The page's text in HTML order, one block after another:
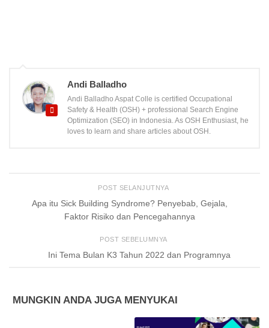
Andi Balladho
Andi Balladho Aspat Colle is certified Occupational
Safety & Health (OSH) + professional Search Engine
Optimization (SEO) in Indonesia. As OSH Enthusiast, he
loves to learn and share articles about OSH.
POST SELANJUTNYA
Apa itu Sick Building Syndrome? Penyebab, Gejala,
Faktor Risiko dan Pencegahannya
POST SEBELUMNYA
Ini Tema Bulan K3 Tahun 2022 dan Programnya
MUNGKIN ANDA JUGA MENYUKAI